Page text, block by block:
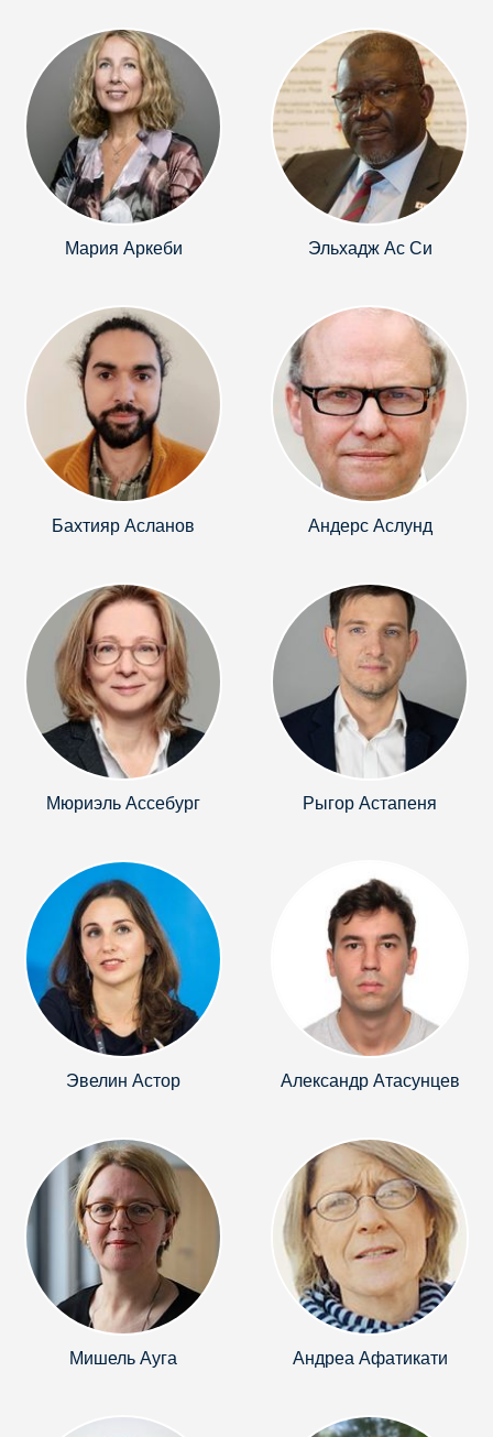
Мария Аркеби Эльхадж Ас Си
Бахтияр Асланов Андерс Аслунд
Мюриэль Ассебург Рыгор Астапеня
Эвелин Астор Александр Атасунцев
Мишель Ауга Андреа Афатикати